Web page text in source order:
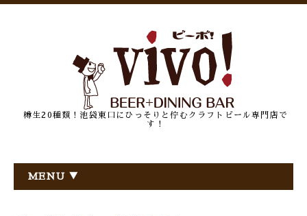
樽生20種類！池袋東口にひっそりと佇むクラフトビール専門店で
す！
MENU ▼